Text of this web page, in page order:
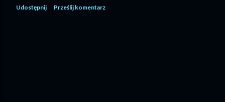
Udostępnij Prześlij komentarz